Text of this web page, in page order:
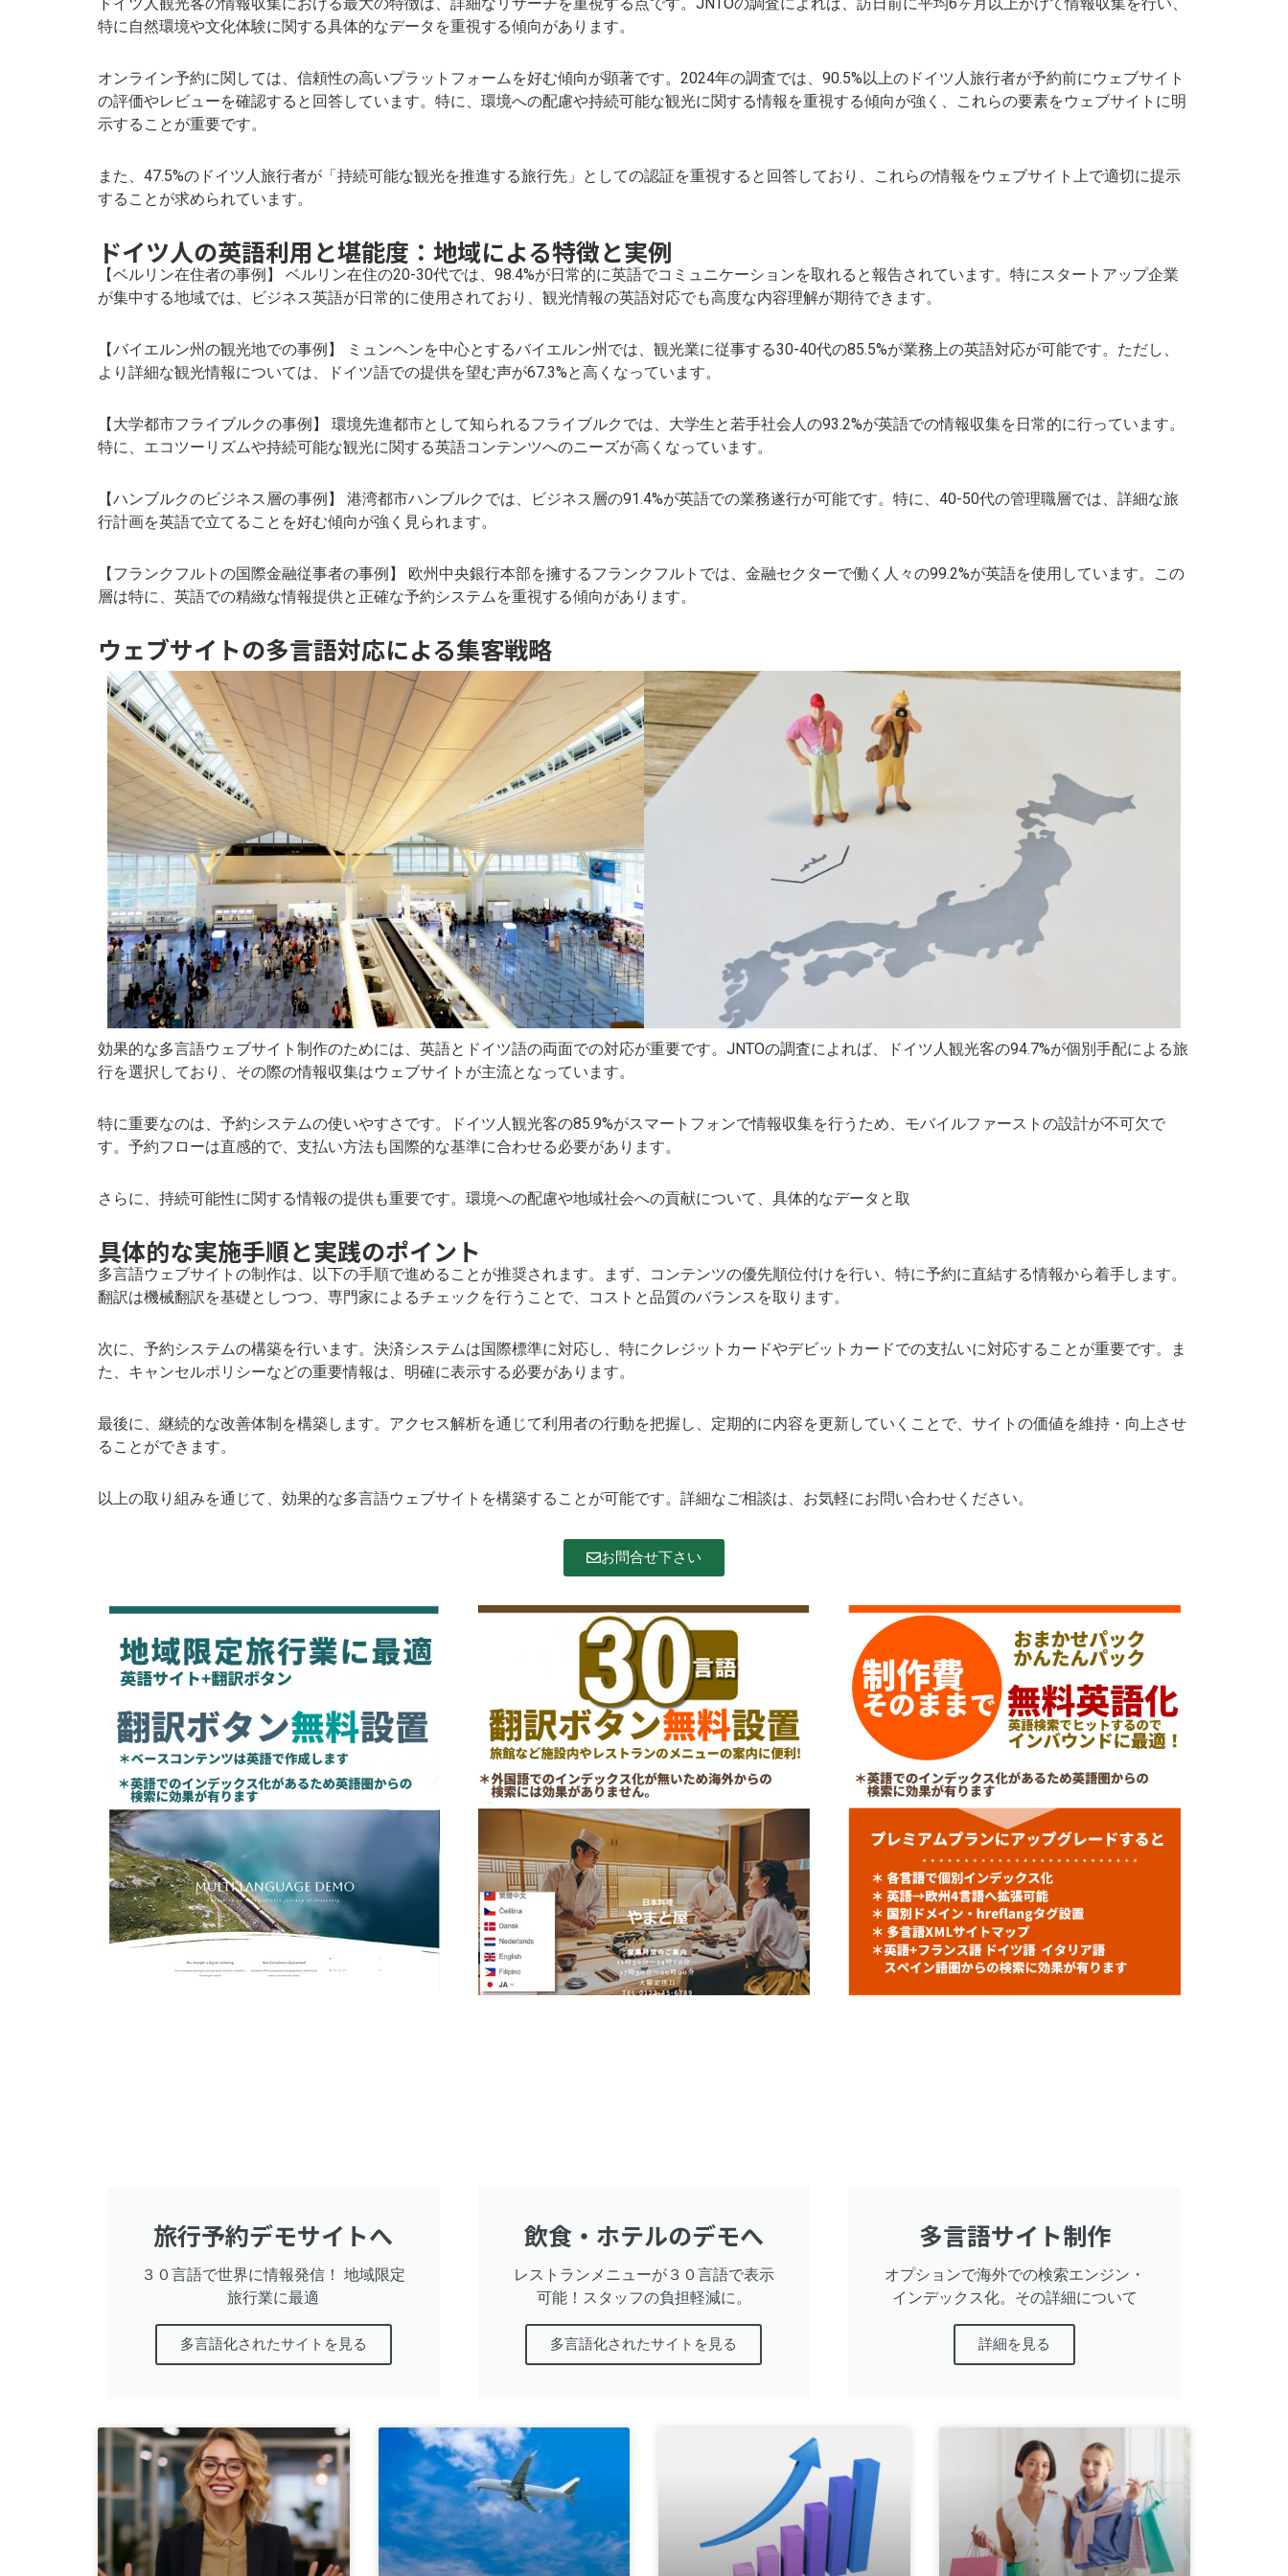
特に自然環境や文化体験に関する具体的なデータを重視する傾向があります。
オンライン予約に関しては、信頼性の高いプラットフォームを好む傾向が顕著です。2024年の調査では、90.5%以上のドイツ人旅行者が予約前にウェブサイト
の評価やレビューを確認すると回答しています。特に、環境への配慮や持続可能な観光に関する情報を重視する傾向が強く、これらの要素をウェブサイトに明
示することが重要です。
また、47.5%のドイツ人旅行者が「持続可能な観光を推進する旅行先」としての認証を重視すると回答しており、これらの情報をウェブサイト上で適切に提示
することが求められています。
ドイツ人の英語利用と堪能度：地域による特徴と実例
【ベルリン在住者の事例】 ベルリン在住の20-30代では、98.4%が日常的に英語でコミュニケーションを取れると報告されています。特にスタートアップ企業
が集中する地域では、ビジネス英語が日常的に使用されており、観光情報の英語対応でも高度な内容理解が期待できます。
【バイエルン州の観光地での事例】 ミュンヘンを中心とするバイエルン州では、観光業に従事する30-40代の85.5%が業務上の英語対応が可能です。ただし、
より詳細な観光情報については、ドイツ語での提供を望む声が67.3%と高くなっています。
【大学都市フライブルクの事例】 環境先進都市として知られるフライブルクでは、大学生と若手社会人の93.2%が英語での情報収集を日常的に行っています。
特に、エコツーリズムや持続可能な観光に関する英語コンテンツへのニーズが高くなっています。
【ハンブルクのビジネス層の事例】 港湾都市ハンブルクでは、ビジネス層の91.4%が英語での業務遂行が可能です。特に、40-50代の管理職層では、詳細な旅
行計画を英語で立てることを好む傾向が強く見られます。
【フランクフルトの国際金融従事者の事例】 欧州中央銀行本部を擁するフランクフルトでは、金融セクターで働く人々の99.2%が英語を使用しています。この
層は特に、英語での精緻な情報提供と正確な予約システムを重視する傾向があります。
ウェブサイトの多言語対応による集客戦略
効果的な多言語ウェブサイト制作のためには、英語とドイツ語の両面での対応が重要です。JNTOの調査によれば、ドイツ人観光客の94.7%が個別手配による旅
行を選択しており、その際の情報収集はウェブサイトが主流となっています。
特に重要なのは、予約システムの使いやすさです。ドイツ人観光客の85.9%がスマートフォンで情報収集を行うため、モバイルファーストの設計が不可欠で
す。予約フローは直感的で、支払い方法も国際的な基準に合わせる必要があります。
さらに、持続可能性に関する情報の提供も重要です。環境への配慮や地域社会への貢献について、具体的なデータと取
具体的な実施手順と実践のポイント
多言語ウェブサイトの制作は、以下の手順で進めることが推奨されます。まず、コンテンツの優先順位付けを行い、特に予約に直結する情報から着手します。
翻訳は機械翻訳を基礎としつつ、専門家によるチェックを行うことで、コストと品質のバランスを取ります。
次に、予約システムの構築を行います。決済システムは国際標準に対応し、特にクレジットカードやデビットカードでの支払いに対応することが重要です。ま
た、キャンセルポリシーなどの重要情報は、明確に表示する必要があります。
最後に、継続的な改善体制を構築します。アクセス解析を通じて利用者の行動を把握し、定期的に内容を更新していくことで、サイトの価値を維持・向上させ
ることができます。
以上の取り組みを通じて、効果的な多言語ウェブサイトを構築することが可能です。詳細なご相談は、お気軽にお問い合わせください。
お問合せ下さい
旅行予約デモサイトへ
３０言語で世界に情報発信！ 地域限定
旅行業に最適
多言語化されたサイトを見る
飲食・ホテルのデモへ
レストランメニューが３０言語で表示
可能！スタッフの負担軽減に。
多言語化されたサイトを見る
多言語サイト制作
オプションで海外での検索エンジン・
インデックス化。その詳細について
詳細を見る